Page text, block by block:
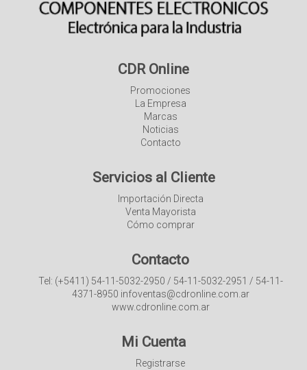
CDR Online
Promociones
La Empresa
Marcas
Noticias
Contacto
Servicios al Cliente
Importación Directa
Venta Mayorista
Cómo comprar
Contacto
Tel: (+5411) 54-11-5032-2950 / 54-11-5032-2951 / 54-11-
4371-8950 infoventas@cdronline.com.ar
www.cdronline.com.ar
Mi Cuenta
Registrarse